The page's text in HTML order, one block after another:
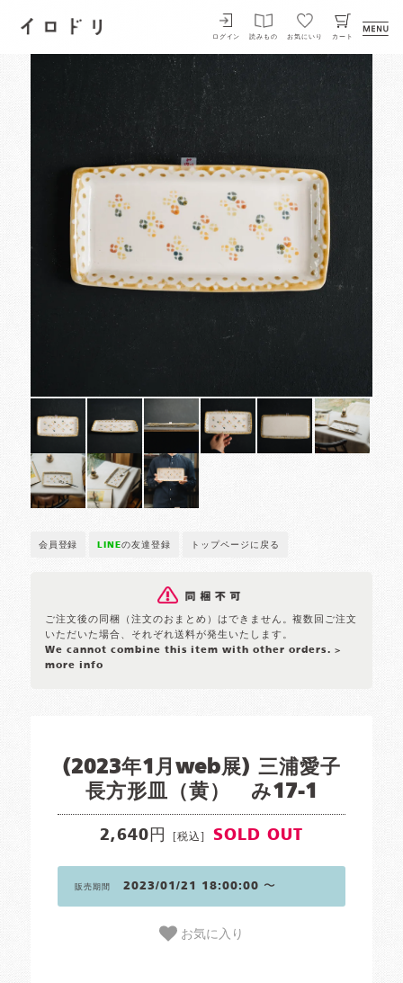
イロドリ
ログイン 読みもの お気にいり カート
会員登録 LINEの友達登録 トップページに戻る
ご注文後の同梱（注文のおまとめ）はできません。複数回ご注文
いただいた場合、それぞれ送料が発生いたします。
We cannot combine this item with other orders. >
more info
(2023年1月web展) 三浦愛子
長方形皿（黄） み17-1
2,640円 [税込] SOLD OUT
販売期間 2023/01/21 18:00:00 〜
お気に入り